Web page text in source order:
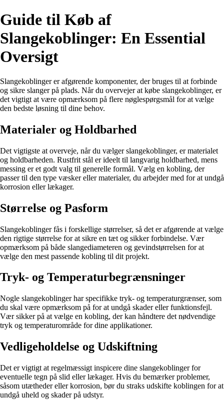
Guide til Køb af
Slangekoblinger: En Essential
Oversigt
Slangekoblinger er afgørende komponenter, der bruges til at forbinde
og sikre slanger på plads. Når du overvejer at købe slangekoblinger, er
det vigtigt at være opmærksom på flere nøglespørgsmål for at vælge
den bedste løsning til dine behov.
Materialer og Holdbarhed
Det vigtigste at overveje, når du vælger slangekoblinger, er materialet
og holdbarheden. Rustfrit stål er ideelt til langvarig holdbarhed, mens
messing er et godt valg til generelle formål. Vælg en kobling, der
passer til den type væsker eller materialer, du arbejder med for at undgå
korrosion eller lækager.
Størrelse og Pasform
Slangekoblinger fås i forskellige størrelser, så det er afgørende at vælge
den rigtige størrelse for at sikre en tæt og sikker forbindelse. Vær
opmærksom på både slangediameteren og gevindstørrelsen for at
vælge den mest passende kobling til dit projekt.
Tryk- og Temperaturbegrænsninger
Nogle slangekoblinger har specifikke tryk- og temperaturgrænser, som
du skal være opmærksom på for at undgå skader eller funktionsfejl.
Vær sikker på at vælge en kobling, der kan håndtere det nødvendige
tryk og temperaturområde for dine applikationer.
Vedligeholdelse og Udskiftning
Det er vigtigt at regelmæssigt inspicere dine slangekoblinger for
eventuelle tegn på slid eller lækager. Hvis du bemærker problemer,
såsom utætheder eller korrosion, bør du straks udskifte koblingen for at
undgå uheld og skader på udstyr.